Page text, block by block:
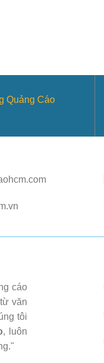
Quảng Cáo
cáo
văn
tôi
, luôn